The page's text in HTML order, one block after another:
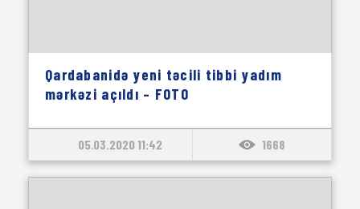
Qardabanidə yeni təcili tibbi yadım
mərkəzi açıldı – FOTO
05.03.2020 11:42 1668